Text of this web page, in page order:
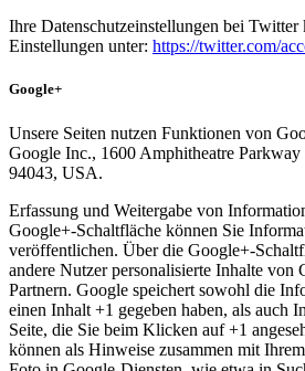
Ihre Datenschutzeinstellungen bei
Einstellungen unter: https://twitter.com/
Google+
Unsere Seiten nutzen Funktionen von
Google Inc., 1600 Amphitheatre
94043, USA.
Erfassung und Weitergabe von
Google+-Schaltfläche können Sie
veröffentlichen. Über die Google+-
andere Nutzer personalisierte Inhalte von
Partnern. Google speichert sowohl die
einen Inhalt +1 gegeben haben, als auch
Seite, die Sie beim Klicken auf +1
können als Hinweise zusammen mit